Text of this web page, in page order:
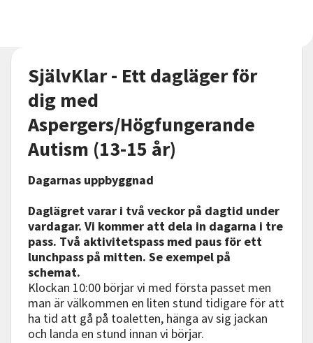
SjälvKlar - Ett dagläger för
dig med
Aspergers/Högfungerande
Autism (13-15 år)
Dagarnas uppbyggnad
Daglägret varar i två veckor på dagtid under
vardagar. Vi kommer att dela in dagarna i tre
pass. Två aktivitetspass med paus för ett
lunchpass på mitten. Se exempel på
schemat.
Klockan 10:00 börjar vi med första passet men
man är välkommen en liten stund tidigare för att
ha tid att gå på toaletten, hänga av sig jackan
och landa en stund innan vi börjar.